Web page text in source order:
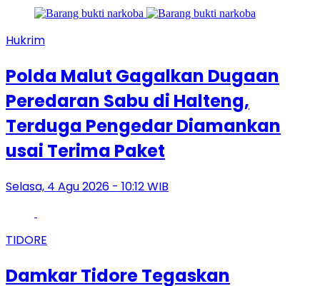
Hukrim
Polda Malut Gagalkan Dugaan
Peredaran Sabu di Halteng,
Terduga Pengedar Diamankan
usai Terima Paket
Selasa, 4 Agu 2026 - 10:12 WIB
TIDORE
Damkar Tidore Tegaskan